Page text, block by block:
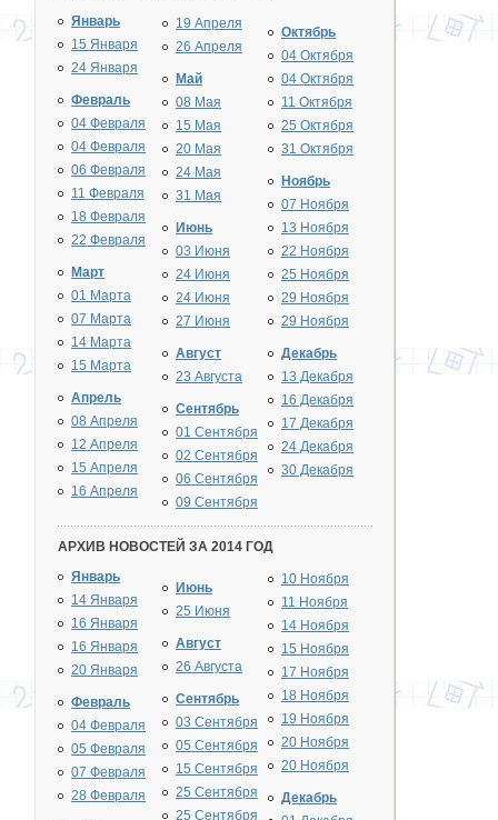
Январь
15 Января
24 Января
Февраль
04 Февраля
04 Февраля
06 Февраля
11 Февраля
18 Февраля
22 Февраля
Март
01 Марта
07 Марта
14 Марта
15 Марта
Апрель
08 Апреля
12 Апреля
15 Апреля
16 Апреля
19 Апреля
26 Апреля
Май
08 Мая
15 Мая
20 Мая
24 Мая
31 Мая
Июнь
03 Июня
24 Июня
24 Июня
27 Июня
Август
23 Августа
Сентябрь
01 Сентября
02 Сентября
06 Сентября
09 Сентября
Октябрь
04 Октября
04 Октября
11 Октября
25 Октября
31 Октября
Ноябрь
07 Ноября
13 Ноября
22 Ноября
25 Ноября
29 Ноября
29 Ноября
Декабрь
13 Декабря
16 Декабря
17 Декабря
24 Декабря
30 Декабря
АРХИВ НОВОСТЕЙ ЗА 2014 ГОД
Январь
14 Января
16 Января
16 Января
20 Января
Февраль
04 Февраля
05 Февраля
07 Февраля
28 Февраля
Июнь
25 Июня
Август
26 Августа
Сентябрь
03 Сентября
05 Сентября
15 Сентября
25 Сентября
25 Сентября
10 Ноября
11 Ноября
14 Ноября
15 Ноября
17 Ноября
18 Ноября
19 Ноября
20 Ноября
20 Ноября
Декабрь